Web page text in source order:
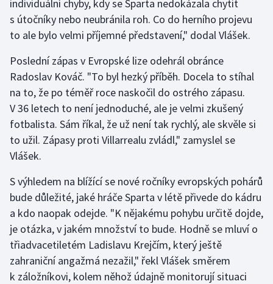
Stolní tenis
Triatlon
Veslování
Vodní slalom
Volejbal
Ostatní
individuální chyby, kdy se Sparta nedokázala chytit
s útočníky nebo neubránila roh. Co do herního projevu
to ale bylo velmi příjemné představení," dodal Vlášek.
Poslední zápas v Evropské lize odehrál obránce
Radoslav Kováč. "To byl hezký příběh. Docela to stíhal
na to, že po téměř roce naskočil do ostrého zápasu.
V 36 letech to není jednoduché, ale je velmi zkušený
fotbalista. Sám říkal, že už není tak rychlý, ale skvěle si
to užil. Zápasy proti Villarrealu zvládl," zamyslel se
Vlášek.
S výhledem na blížící se nové ročníky evropských pohárů
bude důležité, jaké hráče Sparta v létě přivede do kádru
a kdo naopak odejde. "K nějakému pohybu určitě dojde,
je otázka, v jakém množství to bude. Hodně se mluví o
třiadvacetiletém Ladislavu Krejčím, který ještě
zahraniční angažmá nezažil," řekl Vlášek směrem
k záložníkovi, kolem něhož údajně monitorují situaci